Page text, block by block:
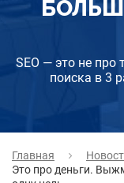
SEO — это не
поиска в 3
Главная
Это про деньги.